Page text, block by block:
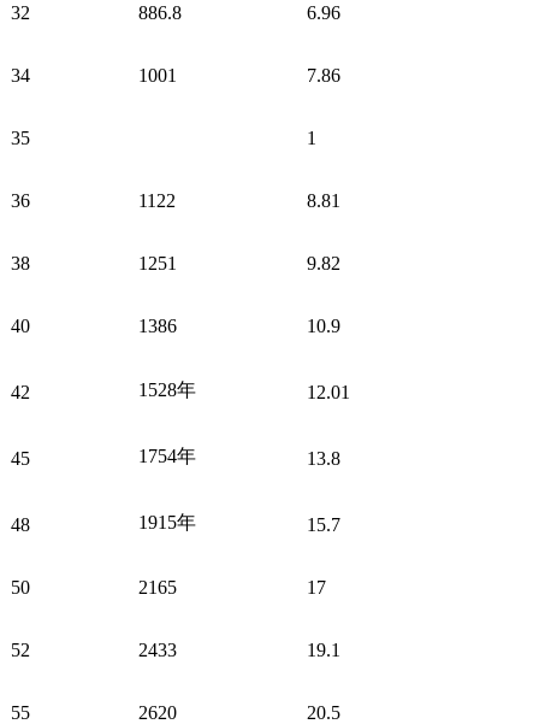
32 886.8 6.96
34 1001 7.86
35 1
36 1122 8.81
38 1251 9.82
40 1386 10.9
42 1528年 12.01
45 1754年 13.8
48 1915年 15.7
50 2165 17
52 2433 19.1
55 2620 20.5